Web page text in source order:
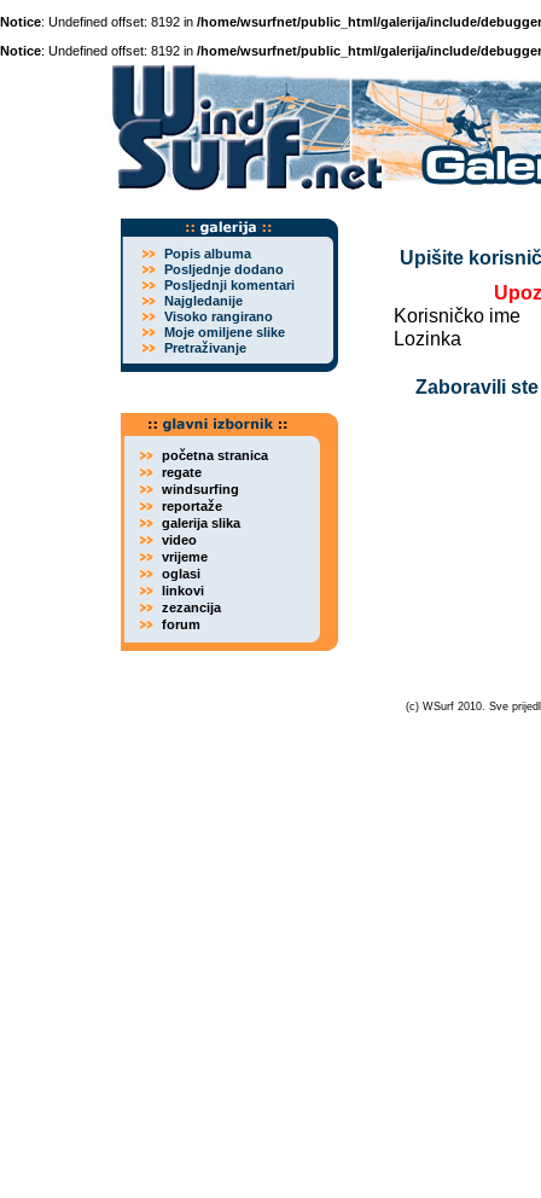
Notice: Undefined offset: 8192 in /home/wsurfnet/public_html/galerija/include/
Notice: Undefined offset: 8192 in /home/wsurfnet/public_html/galerija/include/
Popis albuma
Posljednje dodano
Posljednji komentari
Najgledanije
Visoko rangirano
Moje omiljene slike
Pretraživanje
početna stranica
regate
windsurfing
reportaže
galerija slika
video
vrijeme
oglasi
linkovi
zezancija
forum
Upišite
Korisničko ime
Lozinka
Zaboravili
(c) WSurf 2010. Sve